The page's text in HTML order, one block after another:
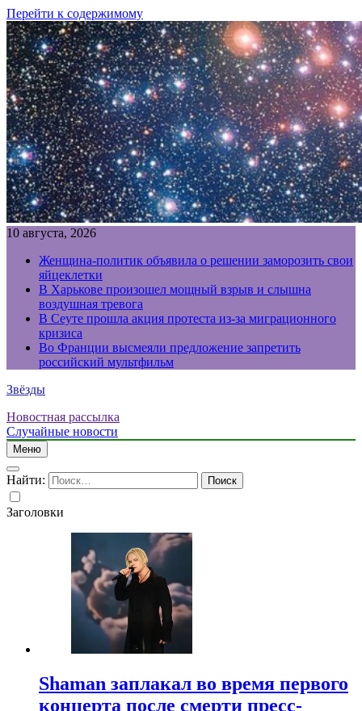
Перейти к содержимому
10 августа, 2026
Женщина-политик объявила о решении заморозить свои
яйцеклетки
В Харькове произошел мощный взрыв и слышна
воздушная тревога
В Сеуте прошла акция протеста из-за миграционного
кризиса
Во Франции высмеяли предложение запретить
российский мультфильм
Звёзды
Новостная рассылка
Случайные новости
Меню
Найти:
Заголовки
Shaman заплакал во время первого
концерта после смерти пресс-